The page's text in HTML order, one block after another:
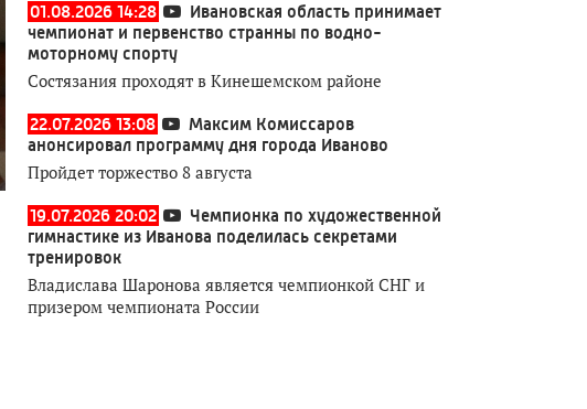
01.08.2026 14:28
Ивановская область принимает
чемпионат и первенство странны по водно-
моторному спорту
Состязания проходят в Кинешемском районе
22.07.2026 13:08
Максим Комиссаров
анонсировал программу дня города Иваново
Пройдет торжество 8 августа
19.07.2026 20:02
Чемпионка по художественной
гимнастике из Иванова поделилась секретами
тренировок
Владислава Шаронова является чемпионкой СНГ и
призером чемпионата России